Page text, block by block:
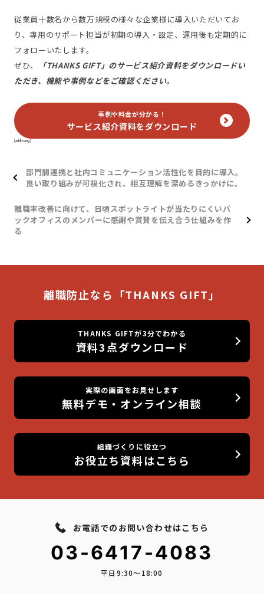
従業員十数名から数万規模の様々な企業様に導入いただいてお
り、専用のサポート担当が初期の導入・設定、運用後も定期的に
フォローいたします。
ぜひ、
「THANKS GIFT」のサービス紹介資料をダウンロードい
ただき、機能や事例などをご確認ください。
事例や料金が分かる！
サービス紹介資料をダウンロード
[addtoany]
部門間連携と社内コミュニケーション活性化を目的に導入。
良い取り組みが可視化され、相互理解を深めるきっかけに。
離職率改善に向けて、日頃スポットライトが当たりにくいバ
ックオフィスのメンバーに感謝や賞賛を伝え合う仕組みを作
る
離職防止なら「THANKS GIFT」
THANKS GIFTが3分でわかる
資料3点ダウンロード
実際の画面をお見せします
無料デモ・オンライン相談
組織づくりに役立つ
お役立ち資料はこちら
お電話でのお問い合わせはこちら
03-6417-4083
平日9:30〜18:00